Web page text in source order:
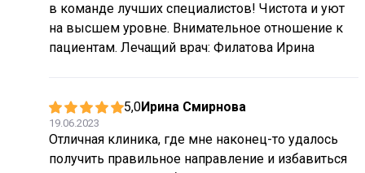
в команде лучших специалистов! Чистота и уют
на высшем уровне. Внимательное отношение к
пациентам. Лечащий врач: Филатова Ирина
5,0Ирина Смирнова
19.06.2023
Отличная клиника, где мне наконец-то удалось
получить правильное направление и избавиться